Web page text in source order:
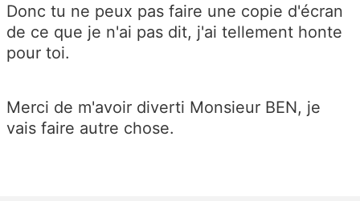
Donc tu ne peux pas faire une copie d'écran
de ce que je n'ai pas dit, j'ai tellement honte
pour toi.
Merci de m'avoir diverti Monsieur BEN, je
vais faire autre chose.